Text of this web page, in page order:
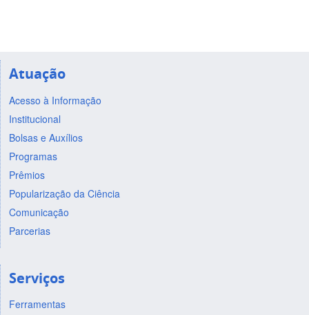
Atuação
Acesso à Informação
Institucional
Bolsas e Auxílios
Programas
Prêmios
Popularização da Ciência
Comunicação
Parcerias
Serviços
Ferramentas